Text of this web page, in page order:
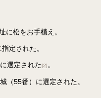
に松をお手植え。
定された。
選定された[2] 。
（55番）に選定された。